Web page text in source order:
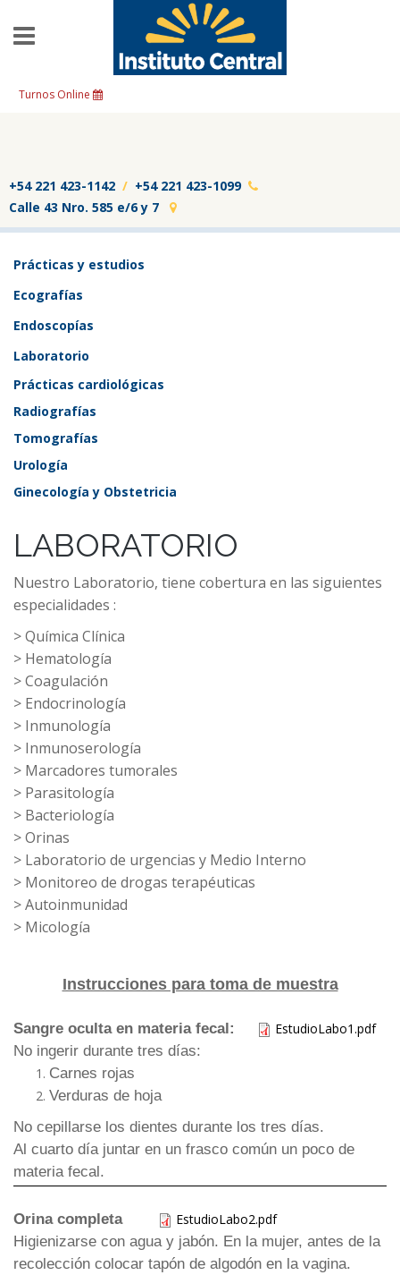
Turnos Online
+54 221 423-1142 / +54 221 423-1099
Calle 43 Nro. 585 e/6 y 7
Prácticas y estudios
Ecografías
Endoscopías
Laboratorio
Prácticas cardiológicas
Radiografías
Tomografías
Urología
Ginecología y Obstetricia
LABORATORIO
Nuestro Laboratorio, tiene cobertura en las siguientes
especialidades :
> Química Clínica
> Hematología
> Coagulación
> Endocrinología
> Inmunología
> Inmunoserología
> Marcadores tumorales
> Parasitología
> Bacteriología
> Orinas
> Laboratorio de urgencias y Medio Interno
> Monitoreo de drogas terapéuticas
> Autoinmunidad
> Micología
Instrucciones para toma de muestra
Sangre oculta en materia fecal: EstudioLabo1.pdf
No ingerir durante tres días:
Carnes rojas
Verduras de hoja
No cepillarse los dientes durante los tres días.
Al cuarto día juntar en un frasco común un poco de
materia fecal.
Orina completa EstudioLabo2.pdf
Higienizarse con agua y jabón. En la mujer, antes de la
recolección colocar tapón de algodón en la vagina.